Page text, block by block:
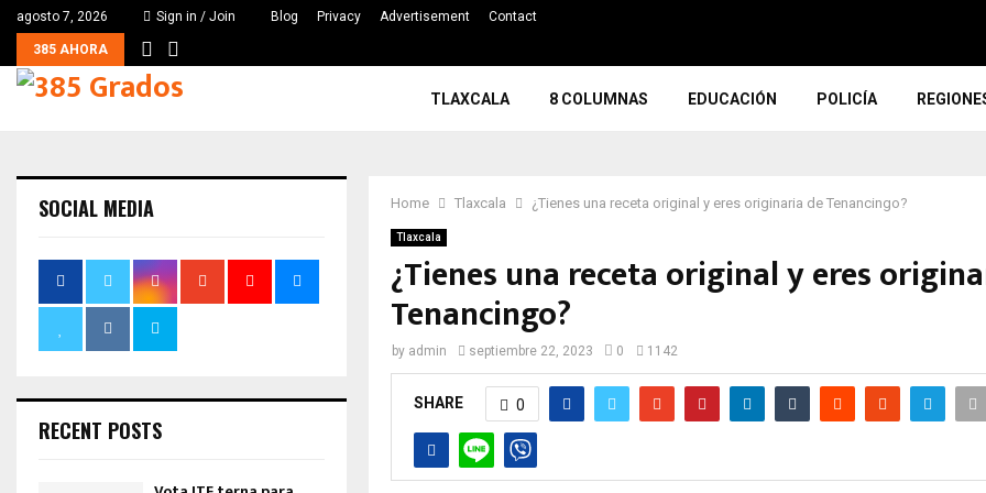
agosto 7, 2026 Sign in / Join Blog Privacy Advertisement Contact
385 AHORA
TLAXCALA 8 COLUMNAS EDUCACIÓN POLICÍA
Home Tlaxcala ¿Tienes una receta original y eres originaria de Tenancingo?
Tlaxcala
¿Tienes una receta original y eres
Tenancingo?
by admin septiembre 22, 2023 0 1142
SHARE 0
SOCIAL MEDIA
RECENT POSTS